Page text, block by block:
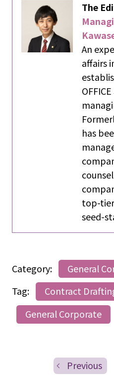
The
An
affairs
has
top-
seed-
Category:
General
Tag:
Contract
General Corporate
Previous